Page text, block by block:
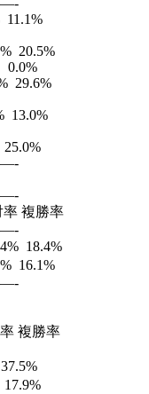
20.5%
29.6%
複勝率
18.4%
16.1%
複勝率